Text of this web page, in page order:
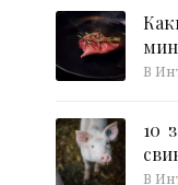
В
10
В